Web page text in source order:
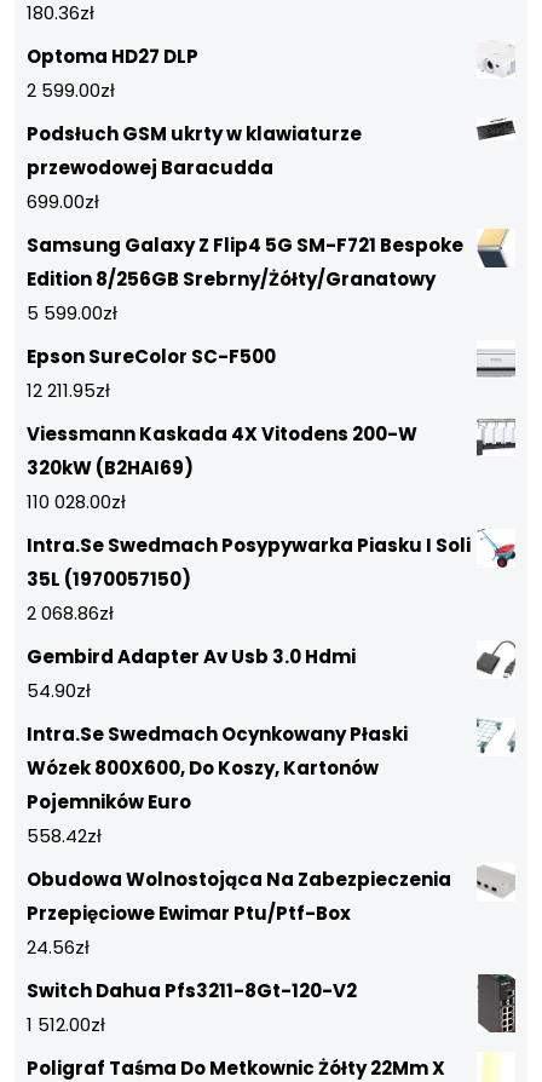
180.36zł
Optoma HD27 DLP
2 599.00zł
Podsłuch GSM ukrty w klawiaturze
przewodowej Baracudda
699.00zł
Samsung Galaxy Z Flip4 5G SM-F721 Bespoke
Edition 8/256GB Srebrny/Żółty/Granatowy
5 599.00zł
Epson SureColor SC-F500
12 211.95zł
Viessmann Kaskada 4X Vitodens 200-W
320kW (B2HAI69)
110 028.00zł
Intra.Se Swedmach Posypywarka Piasku I Soli
35L (1970057150)
2 068.86zł
Gembird Adapter Av Usb 3.0 Hdmi
54.90zł
Intra.Se Swedmach Ocynkowany Płaski
Wózek 800X600, Do Koszy, Kartonów
Pojemników Euro
558.42zł
Obudowa Wolnostojąca Na Zabezpieczenia
Przepięciowe Ewimar Ptu/Ptf-Box
24.56zł
Switch Dahua Pfs3211-8Gt-120-V2
1 512.00zł
Poligraf Taśma Do Metkownic Żółty 22Mm X